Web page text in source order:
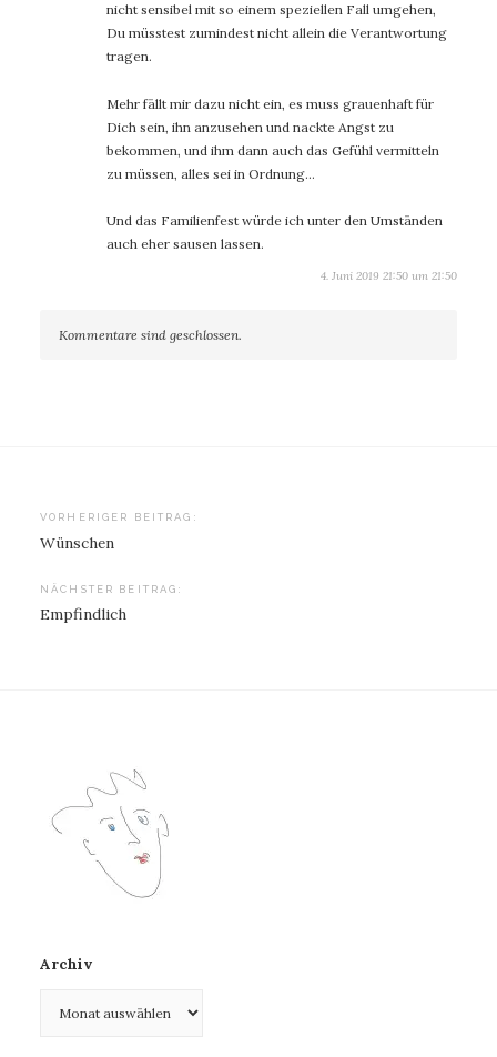
nicht sensibel mit so einem speziellen Fall umgehen,
Du müsstest zumindest nicht allein die Verantwortung
tragen.
Mehr fällt mir dazu nicht ein, es muss grauenhaft für
Dich sein, ihn anzusehen und nackte Angst zu
bekommen, und ihm dann auch das Gefühl vermitteln
zu müssen, alles sei in Ordnung…
Und das Familienfest würde ich unter den Umständen
auch eher sausen lassen.
4. Juni 2019 21:50 um 21:50
Kommentare sind geschlossen.
Beitragsnavigation
VORHERIGER BEITRAG:
Wünschen
NÄCHSTER BEITRAG:
Empfindlich
Archiv